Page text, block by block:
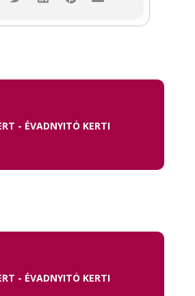
- ÉVADNYITÓ KERTI
- ÉVADNYITÓ KERTI